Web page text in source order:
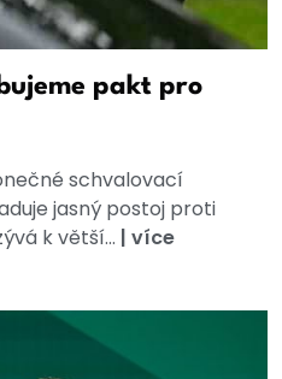
pakt pro
schvalovací
jasný postoj proti
k větší... | více